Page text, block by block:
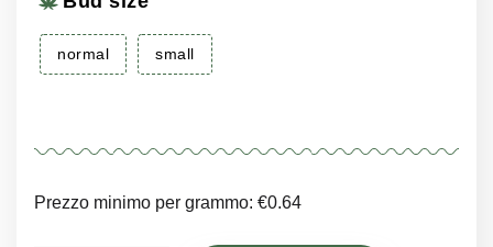
normal small
Prezzo minimo per grammo: €0.64